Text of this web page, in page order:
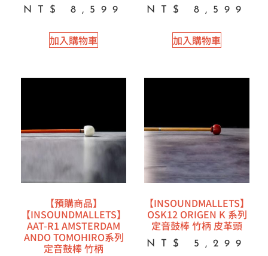
NT$ 8,599
加入購物車
NT$ 8,599
加入購物車
【預購商品】
【INSOUNDMALLETS】
AAT-R1 AMSTERDAM
ANDO TOMOHIRO系列
定音鼓棒 竹柄
【INSOUNDMALLETS】
OSK12 ORIGEN K 系列
定音鼓棒 竹柄 皮革頭
NT$ 5,299